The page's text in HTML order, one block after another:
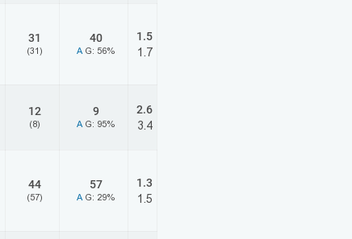
31
(31)
40
A G: 56%
1.5
1.7
12
(8)
9
A G: 95%
2.6
3.4
44
(57)
57
A G: 29%
1.3
1.5